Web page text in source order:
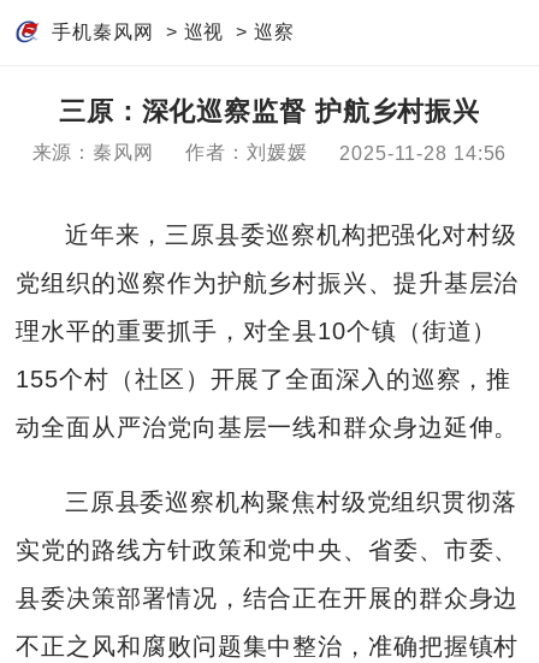
手机秦风网 > 巡视 > 巡察
三原：深化巡察监督 护航乡村振兴
来源：秦风网 作者：刘媛媛 2025-11-28 14:56
近年来，三原县委巡察机构把强化对村级
党组织的巡察作为护航乡村振兴、提升基层治
理水平的重要抓手，对全县10个镇（街道）
155个村（社区）开展了全面深入的巡察，推
动全面从严治党向基层一线和群众身边延伸。
三原县委巡察机构聚焦村级党组织贯彻落
实党的路线方针政策和党中央、省委、市委、
县委决策部署情况，结合正在开展的群众身边
不正之风和腐败问题集中整治，准确把握镇村